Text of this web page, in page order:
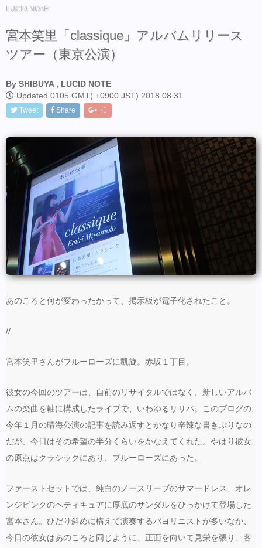
LUCID NOTE
宮本笑里「classique」アルバムリリース
ツアー（東京公演）
By SHIBUYA , LUCID NOTE
Updated 0105 GMT( +0900 JST) 2018.08.31
Tweet Share +1
あのころと何が変わったかって、掲示板が電子化されたこと。
//
宮本笑里さんがブルーローズに凱旋。赤坂１丁目。
彼女の今回のツアーは、自前のリサイタルではなく、新しいアルバ
ムの楽曲を軸に構成したライブで、いわゆるリリパ。このブログの
今年１月の晴海公演の記事を読み返すとかなり辛辣な書きぶりなの
だが、今日はその希望の半分くらいをかなえてくれた。やはり彼女
の原点はクラシックにあり、ブルーローズにあった。
ファーストセットでは、純白のノースリーブのサマードレス、オレ
ンジピンクのペティキュアに厚底のサンダルをひっかけて登場した
宮本さん。ひだり斜めに構えて演奏するバヨリニストが多いなか、
今日の彼女はあのころと同じように、正面を向いて見栄を張り、客